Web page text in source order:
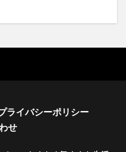
ライバシーポリシー
せ